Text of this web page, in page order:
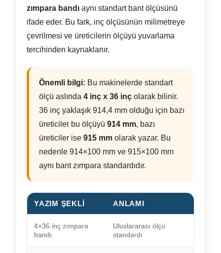
zımpara bandı aynı standart bant ölçüsünü
ifade eder. Bu fark, inç ölçüsünün milimetreye
çevrilmesi ve üreticilerin ölçüyü yuvarlama
tercihinden kaynaklanır.
Önemli bilgi: Bu makinelerde standart
ölçü aslında 4 inç x 36 inç olarak bilinir.
36 inç yaklaşık 914,4 mm olduğu için bazı
üreticiler bu ölçüyü 914 mm, bazı
üreticiler ise 915 mm olarak yazar. Bu
nedenle 914×100 mm ve 915×100 mm
aynı bant zımpara standardıdır.
YAZIM ŞEKLI ANLAMI
4×36 inç zımpara
bandı
Uluslararası ölçü
standardı